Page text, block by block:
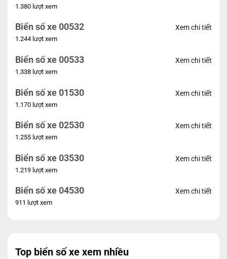
1.380 lượt xem
Biển số xe 00532
1.244 lượt xem
Xem chi tiết
Biển số xe 00533
1.338 lượt xem
Xem chi tiết
Biển số xe 01530
1.170 lượt xem
Xem chi tiết
Biển số xe 02530
1.255 lượt xem
Xem chi tiết
Biển số xe 03530
1.219 lượt xem
Xem chi tiết
Biển số xe 04530
911 lượt xem
Xem chi tiết
Top biển số xe xem nhiều